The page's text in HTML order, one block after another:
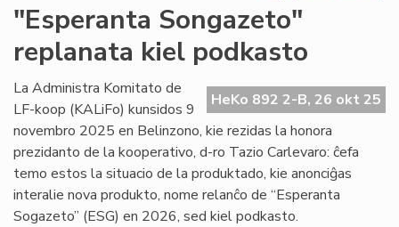
la
silento
Gaza?
"Esperanta Songazeto"
replanata kiel podkasto
HeKo 892 2-B, 26 okt 25
La Administra Komitato de
LF-koop (KALiFo) kunsidos 9
novembro 2025 en Belinzono, kie rezidas la honora
prezidanto de la kooperativo, d-ro Tazio Carlevaro: ĉefa
temo estos la situacio de la produktado, kie anonciĝas
interalie nova produkto, nome relanĉo de “Esperanta
Sogazeto” (ESG) en 2026, sed kiel podkasto.